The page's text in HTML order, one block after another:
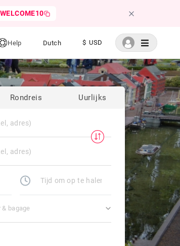
Help Dutch $ USD
Rondreis Uurlijks
bagage